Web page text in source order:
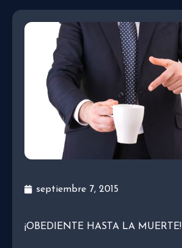
septiembre 7, 2015
¡OBEDIENTE HASTA LA MUERTE!